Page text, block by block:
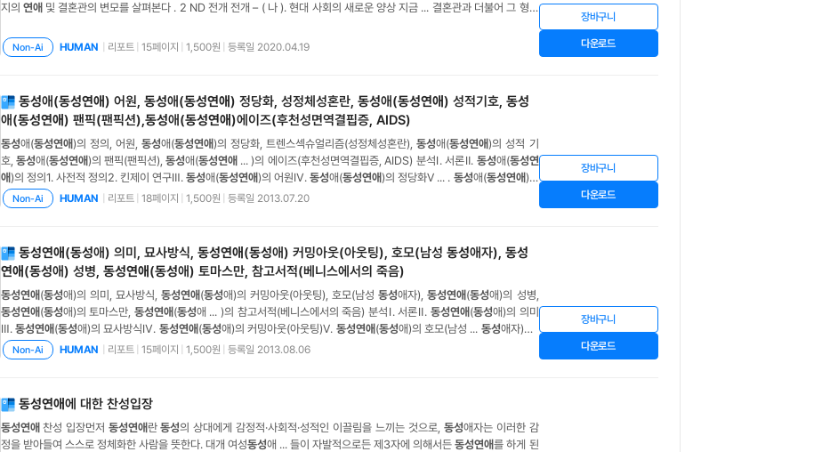
지의 연애 및 결혼관의 변모를 살펴본다 . 2 ND 전개 전개 – ( 나 ). 현대 사회의 새로운 양상 지금 ... 결혼관과 더불어 그 형태
tarted its
Non-Ai HUMAN 리포트 15페이지 1,500원 등록일 2020.04.19
장바구니
다운로드
동성애(동성연애) 어원, 동성애(동성연애) 정당화, 성정체성혼란, 동성애(동성연애) 성적기호, 동성
애(동성연애) 팬픽(팬픽션),동성애(동성연애)에이즈(후천성면역결핍증, AIDS)
동성애(동성연애)의 정의, 어원, 동성애(동성연애)의 정당화, 트렌스섹슈얼리즘(성정체성혼란), 동성애(동성연애)의 성적 기
호, 동성애(동성연애)의 팬픽(팬픽션), 동성애(동성연애 ... )의 에이즈(후천성면역결핍증, AIDS) 분석Ⅰ. 서론Ⅱ. 동성애(동성연
애)의 정의1. 사전적 정의2. 킨제이 연구Ⅲ. 동성애(동성연애)의 어원Ⅳ. 동성애(동성연애)의 정당화Ⅴ ... . 동성애(동성연애)의
트렌스섹슈얼리즘(성정체성혼란)Ⅵ.동성 애( 동성연애)의 성적 기호Ⅶ.
애)의 에이즈(후천성면역결핍증, AIDS
Non-Ai HUMAN 리포트 18페이지 1,500원 등록일 2013.07.20
장바구니
다운로드
동성연애(동성애) 의미, 묘사방식, 동성연애(동성애) 커밍아웃(아웃팅), 호모(남성 동성애자), 동성
연애(동성애) 성병, 동성연애(동성애) 토마스만, 참고서적(베니스에서의 죽음)
동성연애 (동성애)의 의미, 묘사방식, 동성연애 (동성애)의 커밍아웃(아웃팅), 호모(남성 동성애자), 동성연애 (동성
애)의 성병,
동성연애 (동성애)의 토마스만, 동성연애 (동성애 ... )의 참고서적(베니스에서의 죽음) 분석Ⅰ. 서론Ⅱ. 동성연애 (동성애)의 의미
Ⅲ. 동성연애 (동성애)의 묘사방식Ⅳ. 동성연애 (동성애)의 커밍아웃(아웃팅)Ⅴ. 동성연애 (동성애)의 호모(남성 ... 동성
동성연애(동성애)의 성병1. 임질(Gonorrhea, Clap)2. 매독(Syphilis)Ⅶ.
애)의 참고서적(베니스
Non-Ai HUMAN 리포트 15페이지 1,500원 등록일 2013.08.06
장바구니
다운로드
동성연애에 대한 찬성입장
동성연애 찬성 입장먼저 동성연애 란 동성의 상대에게 감정적·사회적·성적인 이끌림을 느끼는 것으로, 동성애자는 이러한 감
정을 받아들여 스스로 정체화한 사람을 뜻한다. 대개 여성동성애 ... 들이 자발적으로든 제3자에 의해서든 동성연애를 하게 된